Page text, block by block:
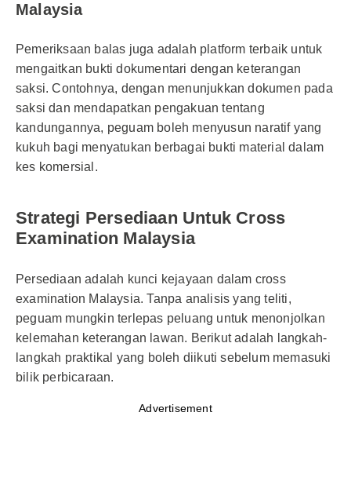
Malaysia
Pemeriksaan balas juga adalah platform terbaik untuk
mengaitkan bukti dokumentari dengan keterangan
saksi. Contohnya, dengan menunjukkan dokumen pada
saksi dan mendapatkan pengakuan tentang
kandungannya, peguam boleh menyusun naratif yang
kukuh bagi menyatukan berbagai bukti material dalam
kes komersial.
Strategi Persediaan Untuk Cross
Examination Malaysia
Persediaan adalah kunci kejayaan dalam cross
examination Malaysia. Tanpa analisis yang teliti,
peguam mungkin terlepas peluang untuk menonjolkan
kelemahan keterangan lawan. Berikut adalah langkah-
langkah praktikal yang boleh diikuti sebelum memasuki
bilik perbicaraan.
Advertisement